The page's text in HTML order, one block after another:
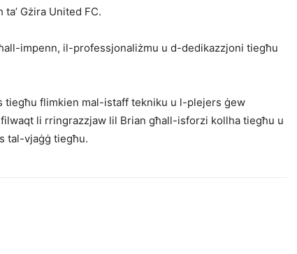
Gżira United FC.
impenn, il-professjonaliżmu u d-dedikazzjoni tiegħu
tiegħu flimkien mal-istaff tekniku u l-plejers ġew
li rringrazzjaw lil Brian għall-isforzi kollha tiegħu u
tal-vjaġġ tiegħu.